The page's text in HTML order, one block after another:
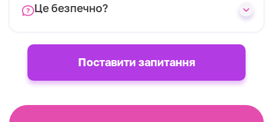
Це безпечно?
Поставити запитання